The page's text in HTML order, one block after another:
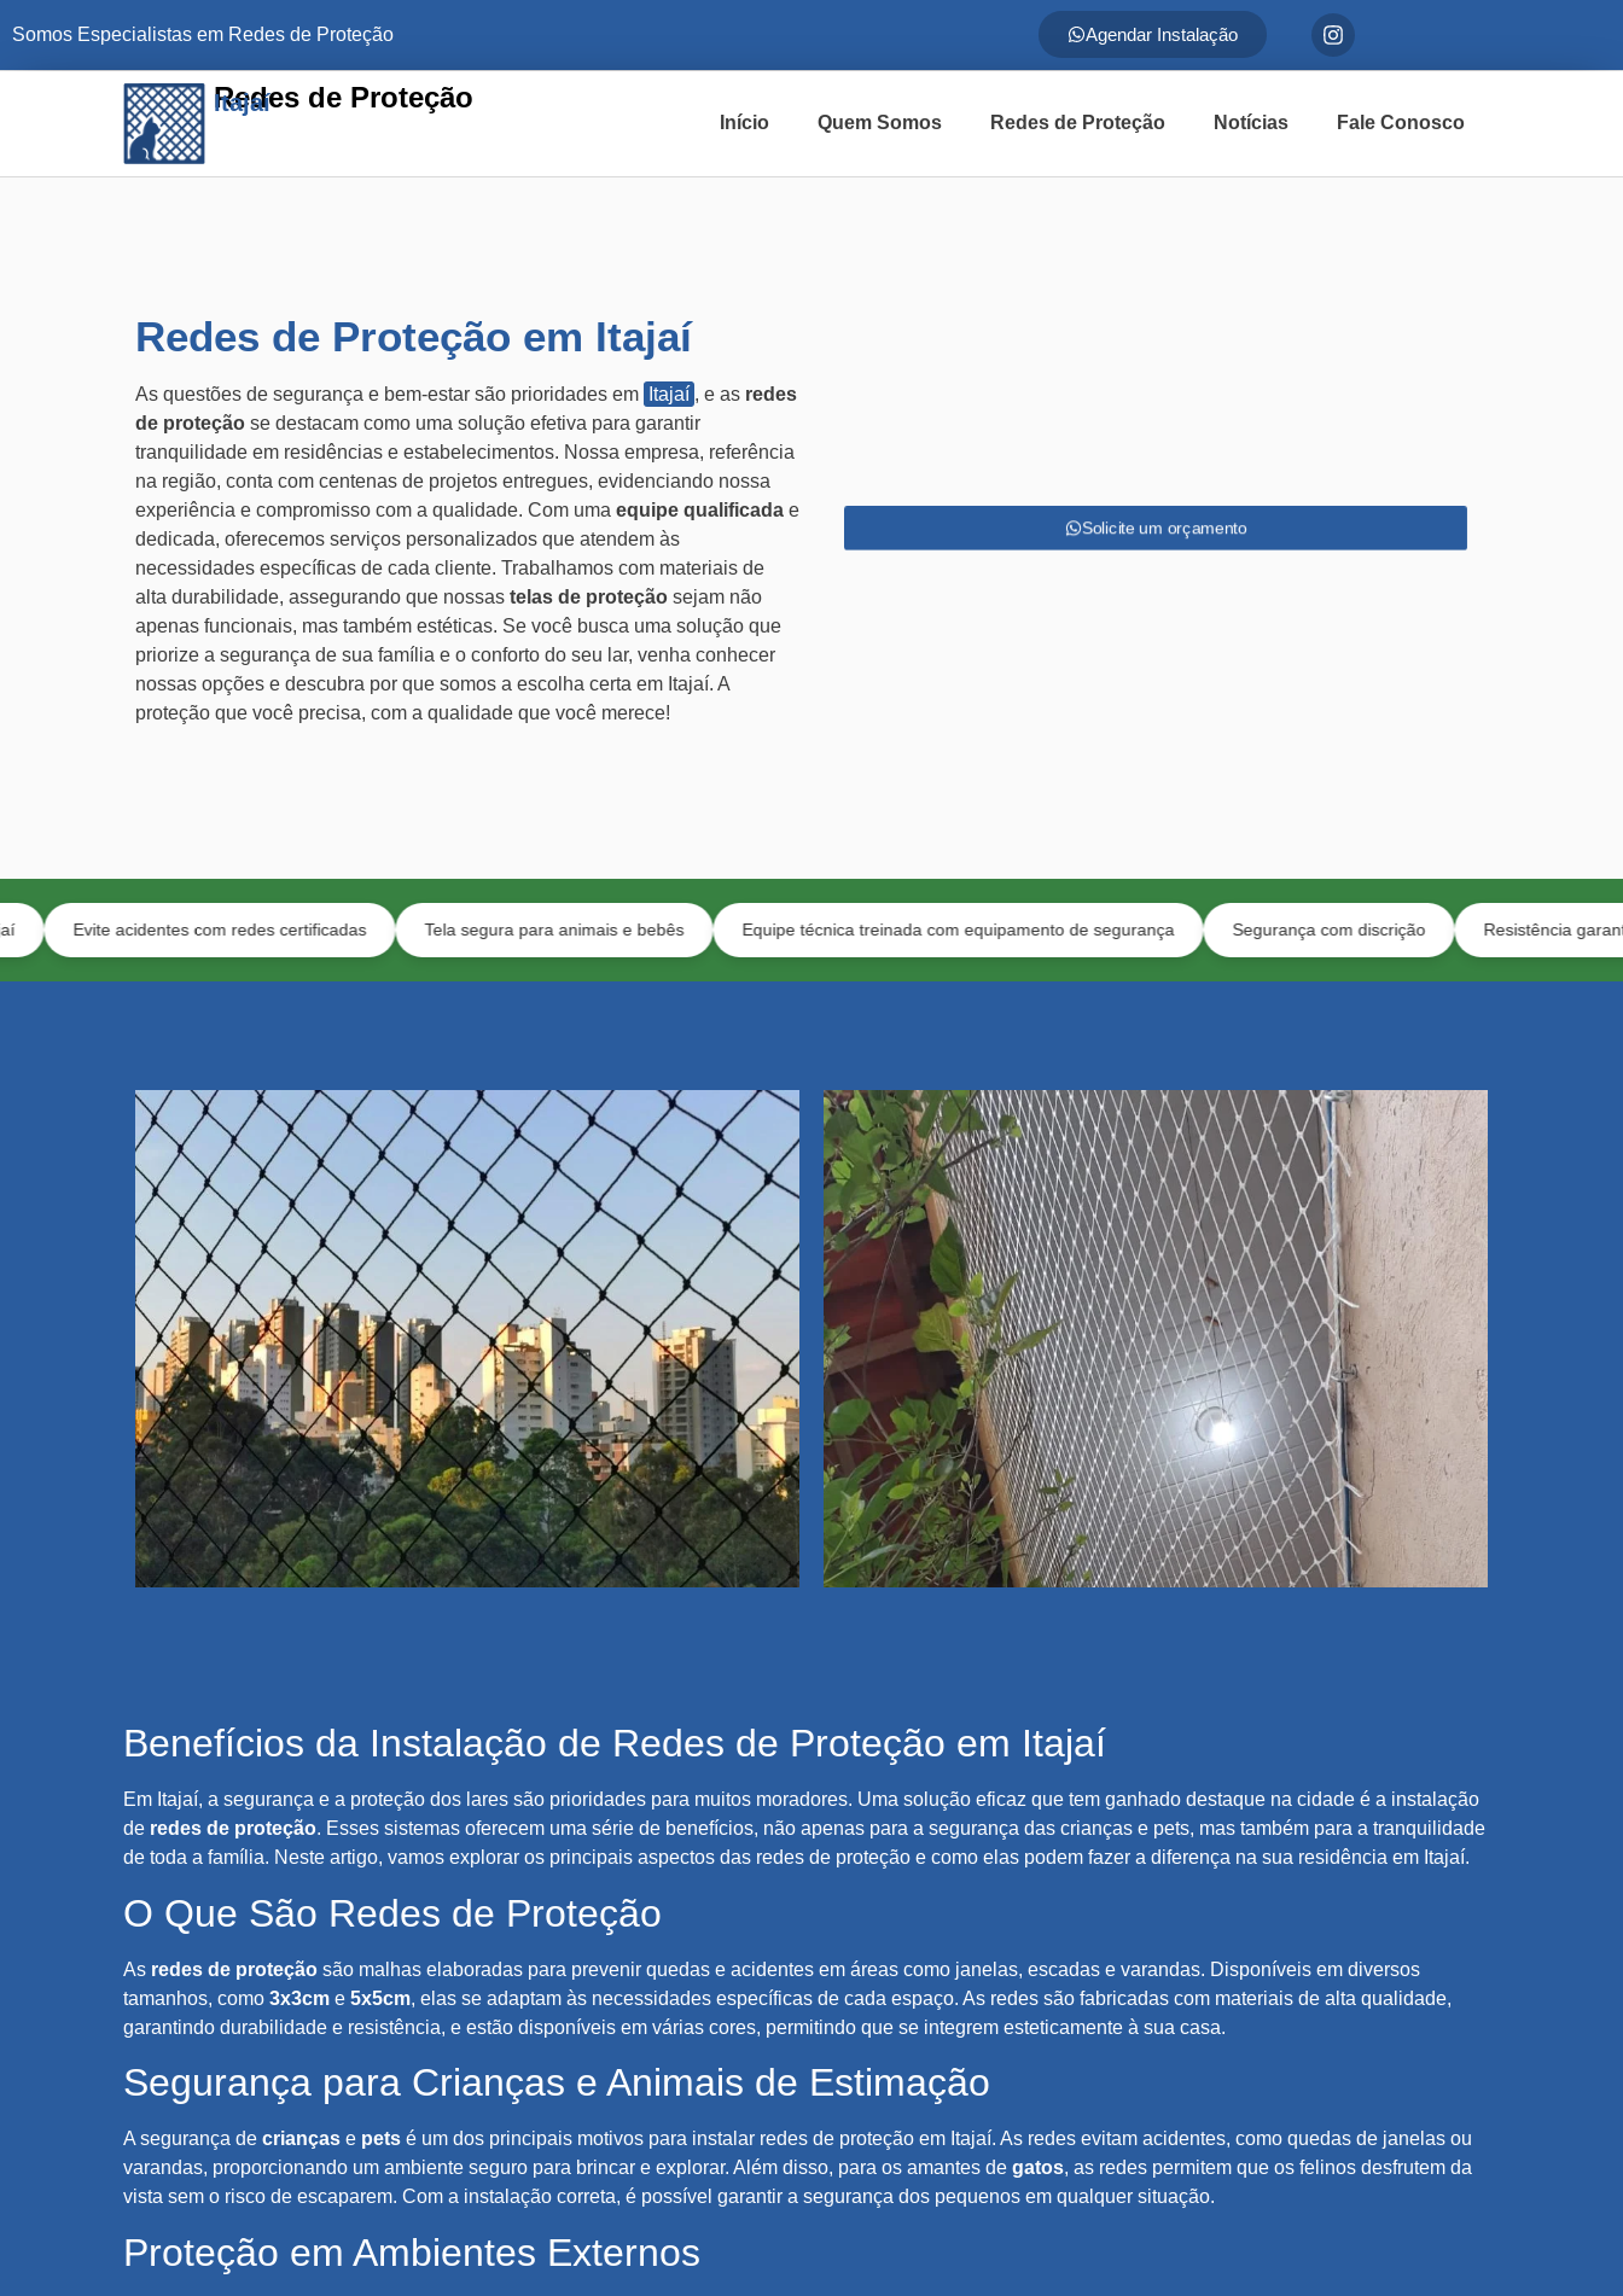
Somos Especialistas em Redes de Proteção Agendar Instalação
Redes de Proteção
Itajaí
Início Quem Somos Redes de Proteção Notícias Fale Conosco
Redes de Proteção em Itajaí
As questões de segurança e bem-estar são prioridades em Itajaí , e as redes
de proteção se destacam como uma solução efetiva para garantir
tranquilidade em residências e estabelecimentos. Nossa empresa, referência
na região, conta com centenas de projetos entregues, evidenciando nossa
experiência e compromisso com a qualidade. Com uma equipe qualificada e
dedicada, oferecemos serviços personalizados que atendem às
necessidades específicas de cada cliente. Trabalhamos com materiais de
alta durabilidade, assegurando que nossas telas de proteção sejam não
apenas funcionais, mas também estéticas. Se você busca uma solução que
priorize a segurança de sua família e o conforto do seu lar, venha conhecer
nossas opções e descubra por que somos a escolha certa em Itajaí. A
proteção que você precisa, com a qualidade que você merece!
Solicite um orçamento
acidentes com redes certificadas Tela segura para animais e bebês Equipe técnica treinada com equipamento de segurança Segurança com discrição Resistência garantida e baixa
Benefícios da Instalação de Redes de Proteção em Itajaí
Em Itajaí, a segurança e a proteção dos lares são prioridades para muitos moradores. Uma solução eficaz que tem ganhado destaque na cidade é a instalação
de redes de proteção. Esses sistemas oferecem uma série de benefícios, não apenas para a segurança das crianças e pets, mas também para a tranquilidade
de toda a família. Neste artigo, vamos explorar os principais aspectos das redes de proteção e como elas podem fazer a diferença na sua residência em Itajaí.
O Que São Redes de Proteção
As redes de proteção são malhas elaboradas para prevenir quedas e acidentes em áreas como janelas, escadas e varandas. Disponíveis em diversos
tamanhos, como 3x3cm e 5x5cm, elas se adaptam às necessidades específicas de cada espaço. As redes são fabricadas com materiais de alta qualidade,
garantindo durabilidade e resistência, e estão disponíveis em várias cores, permitindo que se integrem esteticamente à sua casa.
Segurança para Crianças e Animais de Estimação
A segurança de crianças e pets é um dos principais motivos para instalar redes de proteção em Itajaí. As redes evitam acidentes, como quedas de janelas ou
varandas, proporcionando um ambiente seguro para brincar e explorar. Além disso, para os amantes de gatos, as redes permitem que os felinos desfrutem da
vista sem o risco de escaparem. Com a instalação correta, é possível garantir a segurança dos pequenos em qualquer situação.
Proteção em Ambientes Externos